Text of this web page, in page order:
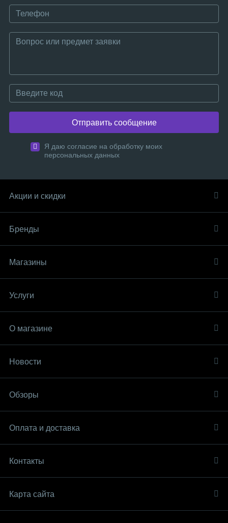
Отправить сообщение
Я даю согласие на обработку моих
персональных данных
Акции и скидки
Бренды
Магазины
Услуги
О магазине
Новости
Обзоры
Оплата и доставка
Контакты
Карта сайта